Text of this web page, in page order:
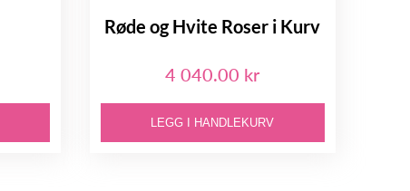
Røde og Hvite Roser i Kurv
4 040.00 kr
LEGG I HANDLEKURV